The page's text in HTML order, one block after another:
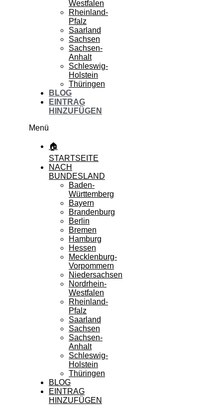
Westfalen
Rheinland-
Pfalz
Saarland
Sachsen
Sachsen-
Anhalt
Schleswig-
Holstein
Thüringen
BLOG
EINTRAG
HINZUFÜGEN
Menü
🏠
STARTSEITE
NACH
BUNDESLAND
Baden-
Württemberg
Bayern
Brandenburg
Berlin
Bremen
Hamburg
Hessen
Mecklenburg-
Vorpommern
Niedersachsen
Nordrhein-
Westfalen
Rheinland-
Pfalz
Saarland
Sachsen
Sachsen-
Anhalt
Schleswig-
Holstein
Thüringen
BLOG
EINTRAG
HINZUFÜGEN